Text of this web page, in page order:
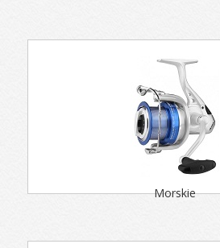
Morskie